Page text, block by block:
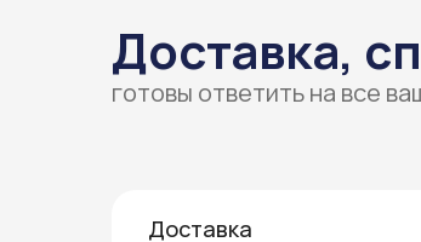
Доставка,
готовы ответить на все
Доставка